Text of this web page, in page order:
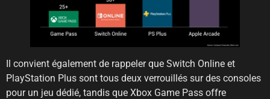
Il convient également de rappeler que Switch Online et
PlayStation Plus sont tous deux verrouillés sur des consoles
pour un jeu dédié, tandis que Xbox Game Pass offre